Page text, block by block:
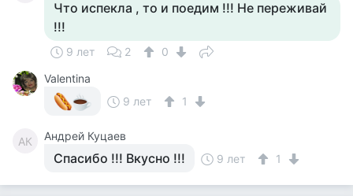
Что испекла , то и поедим !!! Не переживай
!!!
9 лет 2
0
Valentina
9 лет
1
АК Андрей Куцаев
Спасибо !!! Вкусно !!! 9 лет 1